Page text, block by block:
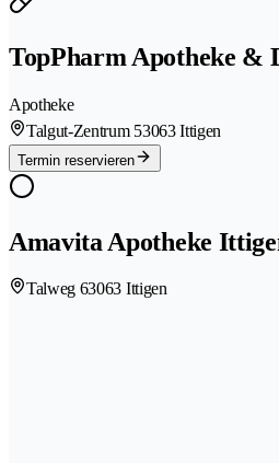
TopPharm Apotheke &
Apotheke
Talgut-Zentrum 53063 Ittigen
Termin reservieren
Amavita Apotheke
Talweg 63063 Ittigen